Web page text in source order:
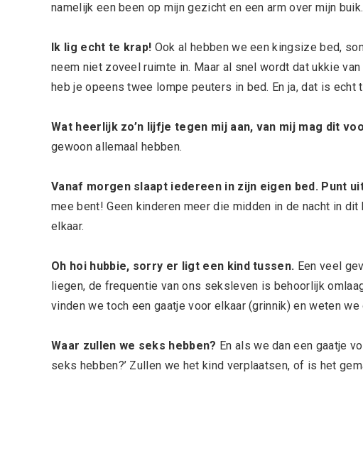
namelijk een been op mijn gezicht en een arm over mijn
Ik lig echt te krap! Ook al hebben we een kingsize bed,
neem niet zoveel ruimte in. Maar al snel wordt dat ukkie
heb je opeens twee lompe peuters in bed. En ja, dat is echt
Wat heerlijk zo’n lijfje tegen mij aan, van mij mag dit
gewoon allemaal hebben.
Vanaf morgen slaapt iedereen in zijn eigen bed. Punt
mee bent! Geen kinderen meer die midden in de nacht in
elkaar.
Oh hoi hubbie, sorry er ligt een kind tussen. Een veel
liegen, de frequentie van ons seksleven is behoorlijk
vinden we toch een gaatje voor elkaar (grinnik) en weten
Waar zullen we seks hebben? En als we dan een gaatje
seks hebben?’ Zullen we het kind verplaatsen, of is het